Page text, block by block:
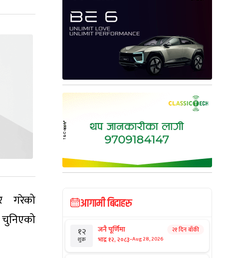
गरेको
आगामी बिदाहरु
१२
शुक्र
जनै पूर्णिमा
भाद्र १२, २०८३-Aug 28, 2026
२१ दिन बाँकी